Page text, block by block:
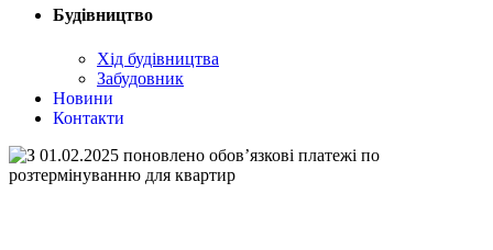
Будівництво
Хід будівництва
Забудовник
Новини
Контакти